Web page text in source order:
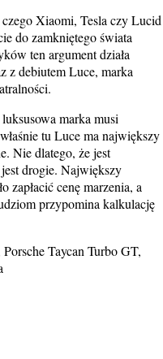
Xiaomi, Tesla czy Lucid
do zamkniętego świata
ten argument działa
z debiutem Luce, marka
marka musi
tu Luce ma największy
Nie dlatego, że jest
drogie. Największy
zapłacić cenę marzenia, a
przypomina kalkulację
Porsche Taycan Turbo GT,